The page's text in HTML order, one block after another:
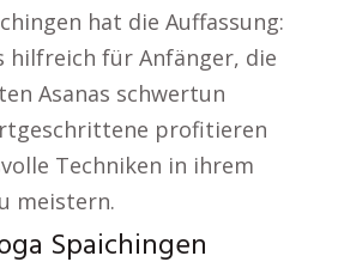
hat die Auffassung:
hilfreich für Anfänger, die
Asanas schwertun
profitieren
Techniken in ihrem
meistern.
Spaichingen